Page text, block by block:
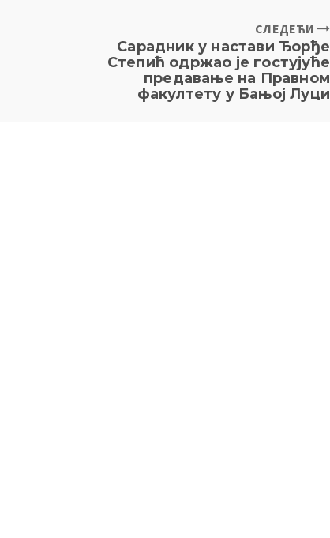
СЛЕДЕЋИ
Сарадник у настави Ђорђе
Степић одржао је гостујуће
предавање на Правном
факултету у Бањој Луци